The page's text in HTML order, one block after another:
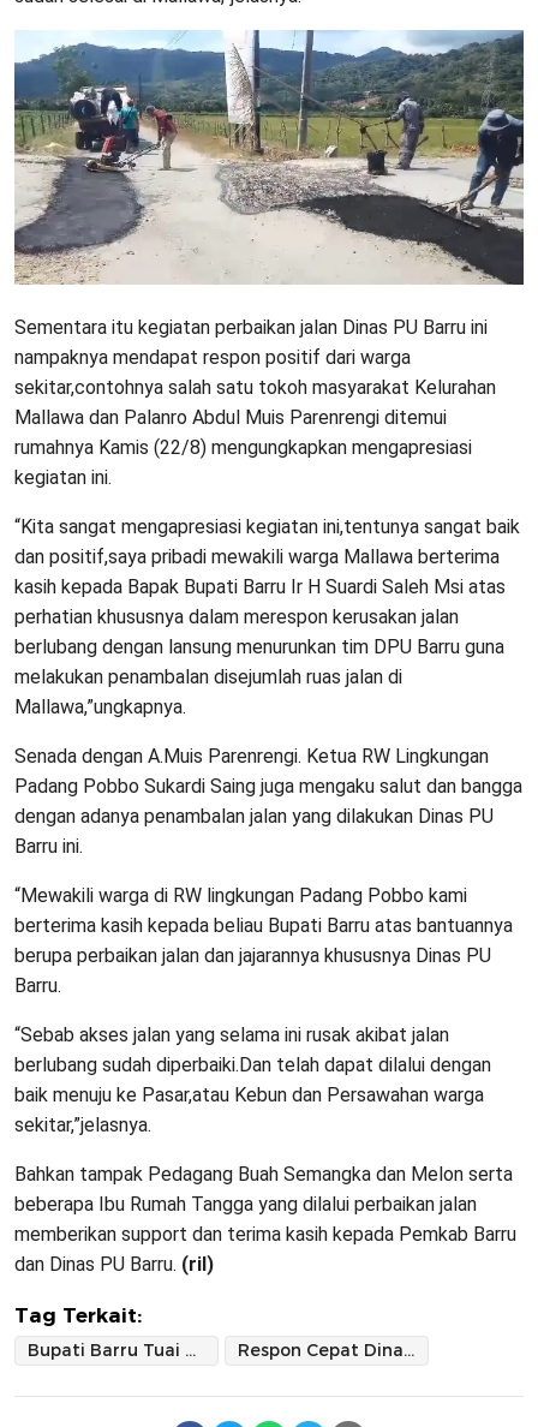
Sementara itu kegiatan perbaikan jalan Dinas PU Barru ini
nampaknya mendapat respon positif dari warga
sekitar,contohnya salah satu tokoh masyarakat Kelurahan
Mallawa dan Palanro Abdul Muis Parenrengi ditemui
rumahnya Kamis (22/8) mengungkapkan mengapresiasi
kegiatan ini.
“Kita sangat mengapresiasi kegiatan ini,tentunya sangat baik
dan positif,saya pribadi mewakili warga Mallawa berterima
kasih kepada Bapak Bupati Barru Ir H Suardi Saleh Msi atas
perhatian khususnya dalam merespon kerusakan jalan
berlubang dengan lansung menurunkan tim DPU Barru guna
melakukan penambalan disejumlah ruas jalan di
Mallawa,”ungkapnya.
Senada dengan A.Muis Parenrengi. Ketua RW Lingkungan
Padang Pobbo Sukardi Saing juga mengaku salut dan bangga
dengan adanya penambalan jalan yang dilakukan Dinas PU
Barru ini.
“Mewakili warga di RW lingkungan Padang Pobbo kami
berterima kasih kepada beliau Bupati Barru atas bantuannya
berupa perbaikan jalan dan jajarannya khususnya Dinas PU
Barru.
“Sebab akses jalan yang selama ini rusak akibat jalan
berlubang sudah diperbaiki.Dan telah dapat dilalui dengan
baik menuju ke Pasar,atau Kebun dan Persawahan warga
sekitar,”jelasnya.
Bahkan tampak Pedagang Buah Semangka dan Melon serta
beberapa Ibu Rumah Tangga yang dilalui perbaikan jalan
memberikan support dan terima kasih kepada Pemkab Barru
dan Dinas PU Barru. (ril)
Tag Terkait:
Bupati Barru Tuai Pujian Dari Warga Kelurahan Mallawa Respon Cepat Dinas PU Barru Perbaiki Jalan Berlobang